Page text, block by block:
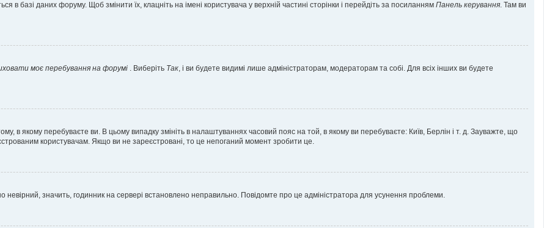
в базі даних форуму. Щоб змінити їх, клацніть на імені користувача у верхній частині сторінки і перейдіть за посиланням Панель керування. Там ви
моє перебування на форумі . Виберіть Так, і ви будете видимі лише адміністраторам, модераторам та собі. Для всіх інших ви будете
в якому перебуваєте ви. В цьому випадку змініть в налаштуваннях часовий пояс на той, в якому ви перебуваєте: Київ, Берлін і т. д. Зауважте, що
користувачам. Якщо ви не зареєстровані, то це непоганий момент зробити це.
значить, годинник на сервері встановлено неправильно. Повідомте про це адміністратора для усунення проблеми.